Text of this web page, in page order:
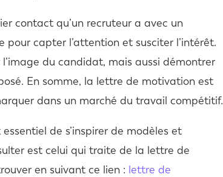
contact qu’un recruteur a avec un
capter l’attention et susciter l’intérêt.
du candidat, mais aussi démontrer
En somme, la lettre de motivation est
dans un marché du travail compétitif.
de s’inspirer de modèles et
est celui qui traite de la lettre de
en suivant ce lien : lettre de